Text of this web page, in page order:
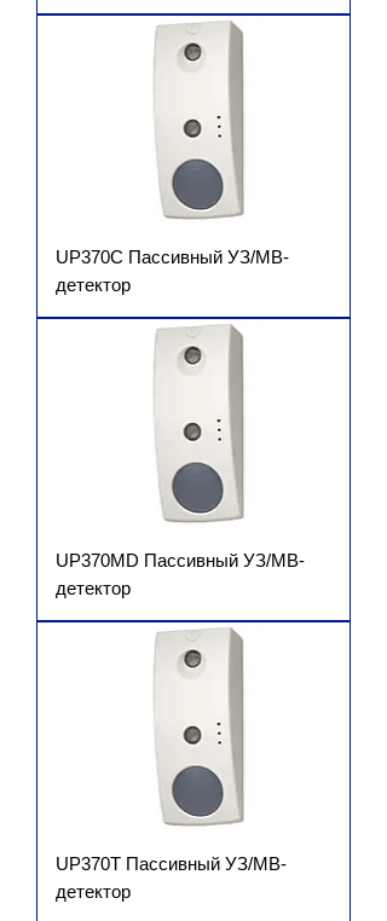
UP370C Пассивный УЗ/МВ-
детектор
UP370MD Пассивный УЗ/МВ-
детектор
UP370T Пассивный УЗ/МВ-
детектор